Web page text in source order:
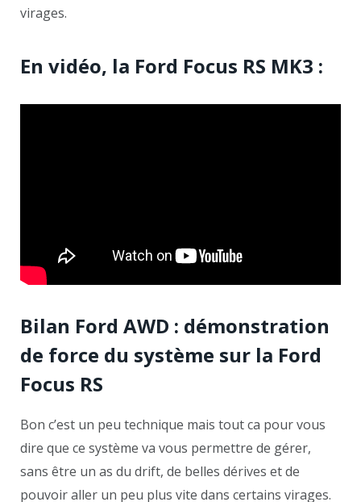
virages.
En vidéo, la Ford Focus RS MK3 :
Bilan Ford AWD : démonstration
de force du système sur la Ford
Focus RS
Bon c’est un peu technique mais tout ca pour vous
dire que ce système va vous permettre de gérer,
sans être un as du drift, de belles dérives et de
pouvoir aller un peu plus vite dans certains virages.